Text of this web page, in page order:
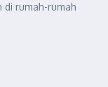
di rumah-rumah